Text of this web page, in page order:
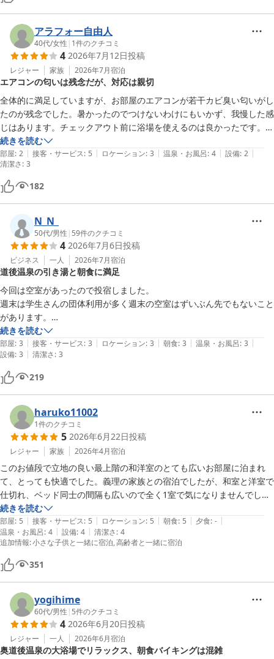
・朝食も種類そこそこあって美味しいです
気になった点
・設備が全般古い
・ユニットバスのニオイがキツい、換気扇フルで回したけど改善できず
・女性大浴場入り口のカギ壊れています。至急ご確認を。
・チェックアウト時の対応はあまり良くなかったです。
アメニティは部屋にはないですがフロントにあります。コンビニは徒歩
圏内です。
あと領収書が手書きです。
アラフォー自由人
40代/女性 | 1件のクチコミ
4 2026年7月12日投稿
レジャー 家族 2026年7月宿泊
エアコンの匂いは残念だが、対応は親切
全体的に満足していますが、お部屋のエアコンが若干カビ臭い匂いがし
たのが残念でした。暑かったのでつけないわけにもいかず、我慢した感
じはあります。チェックアウト前に浴場を使えるのは良かったです。チ
ェックイン時も少し早めに着いてしまったのですが、受け入れてくださ
り、ありがとうございました。
続きを読む
部屋: 2 | 接客・サービス: 5 | ロケーション: 3 | 温泉・お風呂: 4 | 設備: 2 |
清潔さ: 3
182
N_N_
50代/男性 | 59件のクチコミ
4 2026年7月6日投稿
ビジネス 一人 2026年7月宿泊
道後温泉の引き湯と朝食に満足
今回は空室があったので投宿しました。
週末は学生さんの団体利用が多く週末の空室はずいぶん先でもないこと
があります。
道後温泉の引き湯も楽しめますし、朝食も品数が多く満足です。
部屋は古さは感じますが清掃は行き届いています。
二輪車でくるかたは、道路から見えない建物の下の奥まった駐車場の利
用ができるので安心でしょう。
続きを読む
部屋: 3 | 接客・サービス: 3 | ロケーション: 3 | 朝食: 3 | 温泉・お風呂: 3 |
設備: 3 | 清潔さ: 3
219
haruko11002
1件のクチコミ
5 2026年6月22日投稿
レジャー 家族 2026年4月宿泊
このお値段で立地の良い最上階の和洋室のとても広いお部屋に泊まれ
て、とっても快適でした。義理の家族との宿泊でしたが、和室と洋室で
仕切れ、ベッド同士の間隔も広いので全く1室で気になりませんでし
た。
どうしても古いホテルですので新しくはありませんが隅々までお掃除が
行き届いていました。
入り口のドアも日本庭園のような雰囲気で豪華でした。朝食のブッフェ
もどれもとても美味しかったです。おかずの味付けも濃すぎることなく
子供でも食べられました。種類も豊富でした。ブッフェのパンはパン屋
た。
また絶対泊まりに来たいなと思えるホテルでした。
続きを読む
部屋: 5 | 接客・サービス: 5 | ロケーション: 5 | 朝食: 5 | 夕食: - |
温泉・お風呂: 4 | 設備: 4 | 清潔さ: 4
追加情報:小さな子供と一緒に宿泊 高齢者と一緒に宿泊
351
yogihime
60代/男性 | 5件のクチコミ
4 2026年6月20日投稿
レジャー 一人 2026年6月宿泊
奥道後温泉の大浴場でリラックス、朝食バイキングは混雑